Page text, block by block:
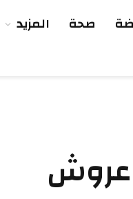
صحة المزيد
عروش